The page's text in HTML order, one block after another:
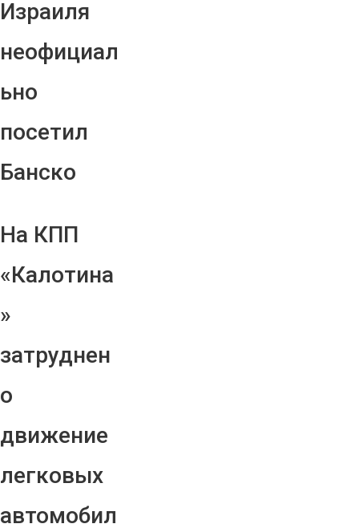
Израиля
неофициал
ьно
посетил
Банско
На КПП
«Калотина
»
затруднен
о
движение
легковых
автомобил